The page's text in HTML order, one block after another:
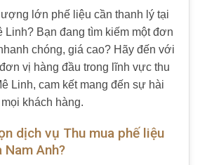
lớn phế liệu cần thanh lý tại
Linh? Bạn đang tìm kiếm một đơn
chóng, giá cao? Hãy đến với
vị hàng đầu trong lĩnh vực thu
Linh, cam kết mang đến sự hài
khách hàng.
dịch vụ Thu mua phế liệu
Anh?